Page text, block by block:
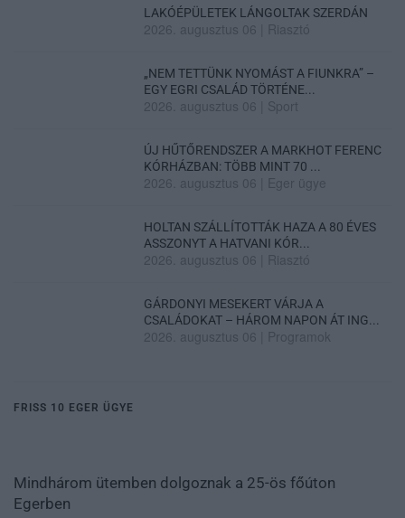
LAKÓÉPÜLETEK LÁNGOLTAK SZERDÁN
2026. augusztus 06 Riasztó
„NEM TETTÜNK NYOMÁST A FIUNKRA” –
EGY EGRI CSALÁD TÖRTÉNE...
2026. augusztus 06 Sport
ÚJ HŰTŐRENDSZER A MARKHOT FERENC
KÓRHÁZBAN: TÖBB MINT 70 ...
2026. augusztus 06 Eger ügye
HOLTAN SZÁLLÍTOTTÁK HAZA A 80 ÉVES
ASSZONYT A HATVANI KÓR...
2026. augusztus 06 Riasztó
GÁRDONYI MESEKERT VÁRJA A
CSALÁDOKAT – HÁROM NAPON ÁT ING...
2026. augusztus 06 Programok
FRISS 10 EGER ÜGYE
Mindhárom ütemben dolgoznak a 25-ös főúton
Egerben